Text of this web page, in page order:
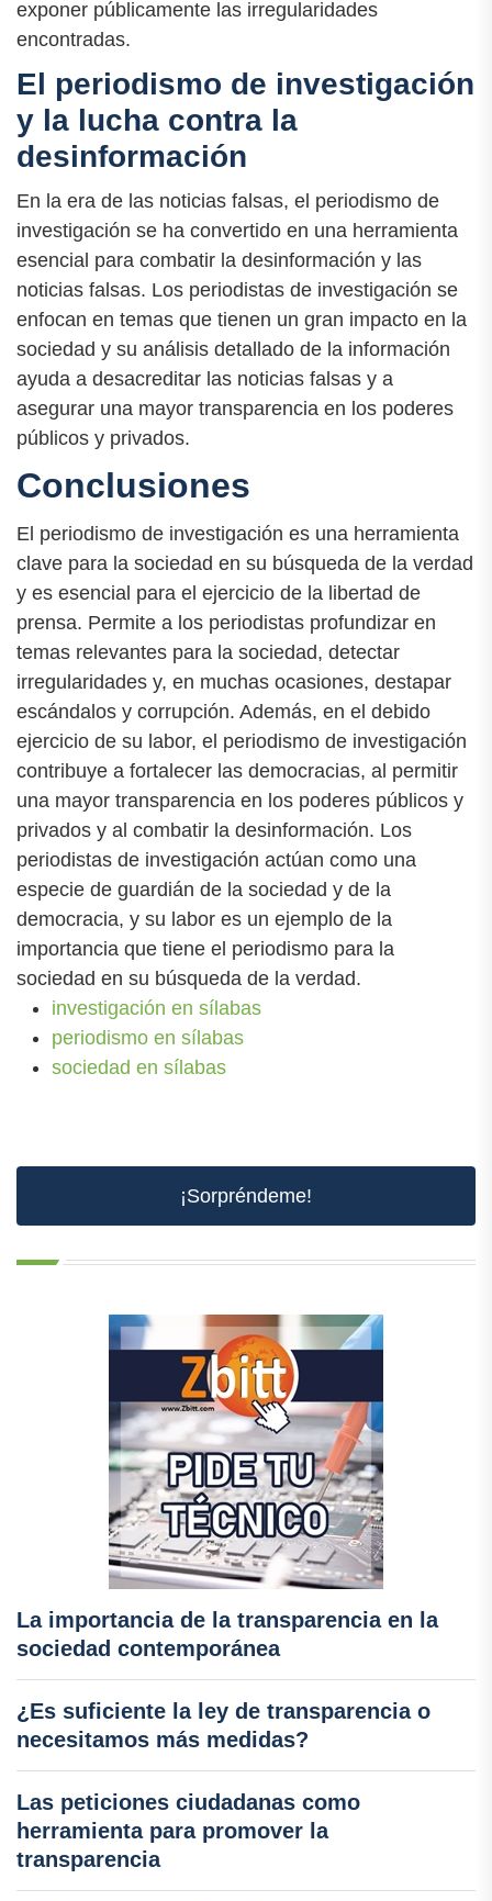
exponer públicamente las irregularidades
encontradas.
El periodismo de investigación
y la lucha contra la
desinformación
En la era de las noticias falsas, el periodismo de
investigación se ha convertido en una herramienta
esencial para combatir la desinformación y las
noticias falsas. Los periodistas de investigación se
enfocan en temas que tienen un gran impacto en la
sociedad y su análisis detallado de la información
ayuda a desacreditar las noticias falsas y a
asegurar una mayor transparencia en los poderes
públicos y privados.
Conclusiones
El periodismo de investigación es una herramienta
clave para la sociedad en su búsqueda de la verdad
y es esencial para el ejercicio de la libertad de
prensa. Permite a los periodistas profundizar en
temas relevantes para la sociedad, detectar
irregularidades y, en muchas ocasiones, destapar
escándalos y corrupción. Además, en el debido
ejercicio de su labor, el periodismo de investigación
contribuye a fortalecer las democracias, al permitir
una mayor transparencia en los poderes públicos y
privados y al combatir la desinformación. Los
periodistas de investigación actúan como una
especie de guardián de la sociedad y de la
democracia, y su labor es un ejemplo de la
importancia que tiene el periodismo para la
sociedad en su búsqueda de la verdad.
investigación en sílabas
periodismo en sílabas
sociedad en sílabas
¡Sorpréndeme!
La importancia de la transparencia en la
sociedad contemporánea
¿Es suficiente la ley de transparencia o
necesitamos más medidas?
Las peticiones ciudadanas como
herramienta para promover la
transparencia